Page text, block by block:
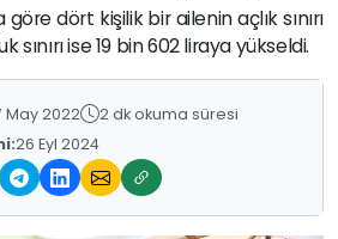
dört kişilik bir ailenin açlık sınırı
sınırı ise 19 bin 602 liraya yükseldi.
May 2022
2 dk okuma süresi
26 Eyl 2024